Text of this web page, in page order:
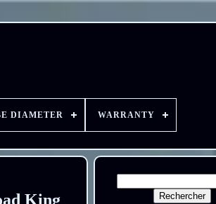
DIAMETER WARRANTY
King